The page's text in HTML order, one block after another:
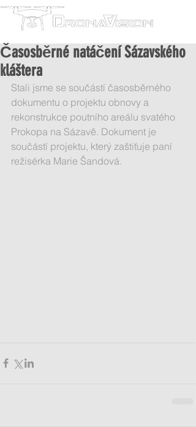
Časosběrné natáčení Sázavského
kláštera
Stali jsme se součástí časosběrného
dokumentu o projektu obnovy a
rekonstrukce poutního areálu svatého
Prokopa na Sázavě. Dokument je
součástí projektu, který zaštiťuje paní
režisérka Marie Šandová.